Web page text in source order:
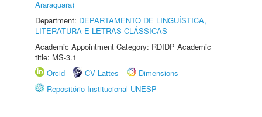
Araraquara)
Department: DEPARTAMENTO DE LINGUÍSTICA,
LITERATURA E LETRAS CLÁSSICAS
Academic Appointment Category: RDIDP Academic
title: MS-3.1
Orcid
CV Lattes
Dimensions
Repositório Institucional UNESP